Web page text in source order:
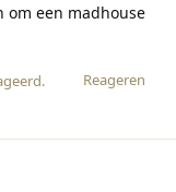
om een madhouse
Reageren
.